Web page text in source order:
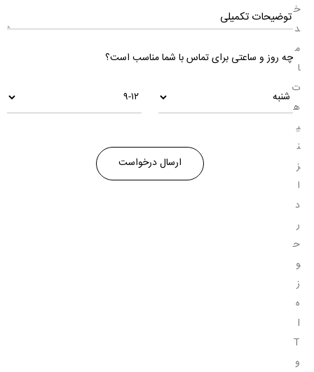
خ
د
م
ا
ت
ه
ی
ن
ز
ا
د
ر
ح
و
ز
ه
I
T
و
چه روز و ساعتی برای تماس با شما مناسب است؟